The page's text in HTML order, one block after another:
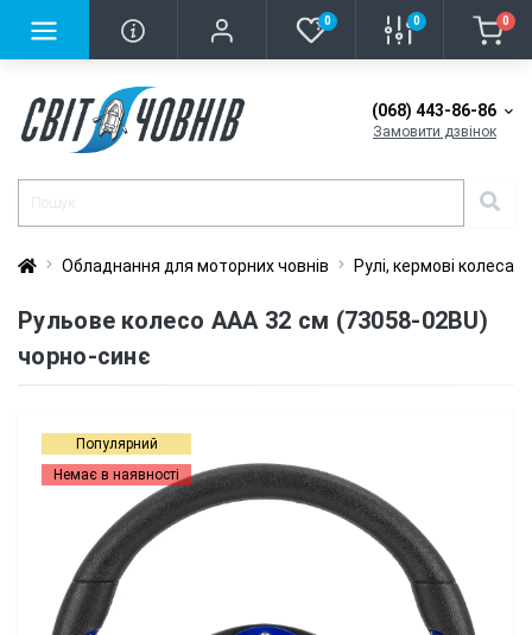
0 0 0
(068) 443-86-86
Замовити дзвінок
Обладнання для моторних човнів Рулі, кермові колеса
Рульове колесо AAA 32 см (73058-02BU)
чорно-синє
Популярний
Немає в наявності